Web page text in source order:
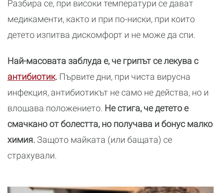
Разбира се, при високи температури се дават
медикаменти, както и при по-ниски, при които
детето изпитва дискомфорт и не може да спи.
Най-масовата заблуда е, че грипът се лекува с
антибиотик. Първите дни, при чиста вирусна
инфекция, антибиотикът не само не действа, но и
влошава положението. Не стига, че детето е
смачкано от болестта, но получава и бонус малко
химия. Защото майката (или бащата) се
страхували.